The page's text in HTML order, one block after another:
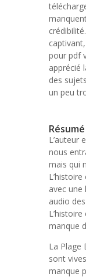
pour pdf
apprécié
des
un peu
L’auteur
nous
mais qui
avec
audio
manque
La Plage
sont
manque